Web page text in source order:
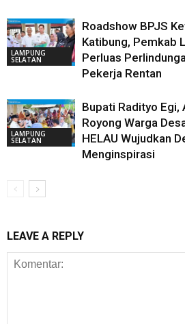
LAMPUNG
SELATAN
Roadshow BPJS
Katibung, Pemkab
Perluas
Pekerja Rentan
LAMPUNG
SELATAN
Bupati Radityo
Royong Warga
HELAU Wujudkan
Menginspirasi
LEAVE A REPLY